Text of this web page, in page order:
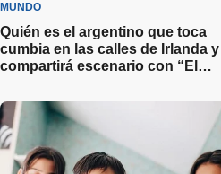
MUNDO
Quién es el argentino que toca
cumbia en las calles de Irlanda y
compartirá escenario con “El